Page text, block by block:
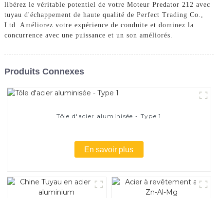
libérez le véritable potentiel de votre Moteur Predator 212 avec
tuyau d'échappement de haute qualité de Perfect Trading Co.,
Ltd. Améliorez votre expérience de conduite et dominez la
concurrence avec une puissance et un son améliorés.
Produits Connexes
Tôle d'acier aluminisée - Type 1
En savoir plus